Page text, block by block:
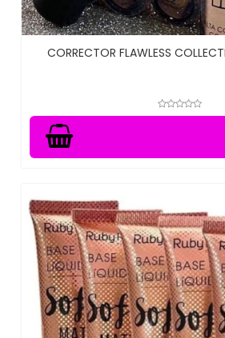
CORRECTOR FLAWLESS